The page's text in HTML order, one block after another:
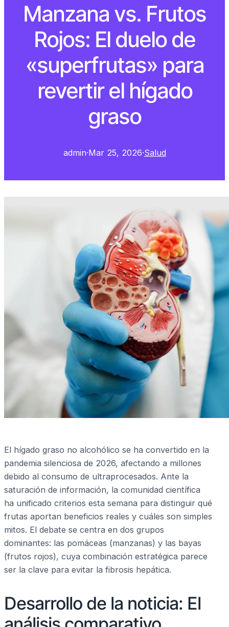
Manzana vs. Frutos
Rojos: El duelo de
«superfrutas» para
revertir el hígado
graso
admin·Mar 25, 2026·Salud
El hígado graso no alcohólico se ha convertido en la
pandemia silenciosa de 2026, afectando a millones
debido al consumo de ultraprocesados. Ante la
saturación de información, la comunidad científica
ha unificado criterios esta semana para distinguir qué
frutas aportan beneficios reales y cuáles son simples
mitos. El debate se centra en dos grupos
dominantes: las pomáceas (manzanas) y las bayas
(frutos rojos), cuya combinación estratégica parece
ser la clave para evitar la fibrosis hepática.
Desarrollo de la noticia: El